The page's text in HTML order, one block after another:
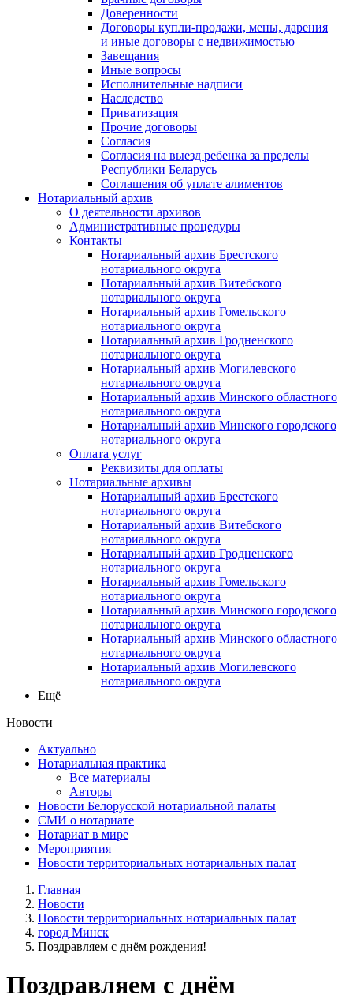
Доверенности
Договоры купли-продажи, мены, дарения
и иные договоры с недвижимостью
Завещания
Иные вопросы
Исполнительные надписи
Наследство
Приватизация
Прочие договоры
Согласия
Согласия на выезд ребенка за пределы
Республики Беларусь
Соглашения об уплате алиментов
Нотариальный архив
О деятельности архивов
Административные процедуры
Контакты
Нотариальный архив Брестского
нотариального округа
Нотариальный архив Витебского
нотариального округа
Нотариальный архив Гомельского
нотариального округа
Нотариальный архив Гродненского
нотариального округа
Нотариальный архив Могилевского
нотариального округа
Нотариальный архив Минского областного
нотариального округа
Нотариальный архив Минского городского
нотариального округа
Оплата услуг
Реквизиты для оплаты
Нотариальные архивы
Нотариальный архив Брестского
нотариального округа
Нотариальный архив Витебского
нотариального округа
Нотариальный архив Гродненского
нотариального округа
Нотариальный архив Гомельского
нотариального округа
Нотариальный архив Минского городского
нотариального округа
Нотариальный архив Минского областного
нотариального округа
Нотариальный архив Могилевского
нотариального округа
Ещё
Новости
Актуально
Нотариальная практика
Все материалы
Авторы
Новости Белорусской нотариальной палаты
СМИ о нотариате
Нотариат в мире
Мероприятия
Новости территориальных нотариальных палат
Главная
Новости
Новости территориальных нотариальных палат
город Минск
Поздравляем с днём рождения!
Поздравляем с днём